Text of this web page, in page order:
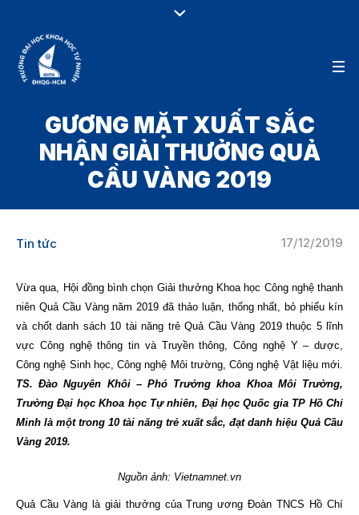
GƯƠNG MẶT XUẤT SẮC
NHẬN GIẢI THƯỞNG QUẢ
CẦU VÀNG 2019
17/12/2019
Tin tức
Vừa qua, Hội đồng bình chọn Giải thưởng Khoa học Công nghệ thanh
niên Quả Cầu Vàng năm 2019 đã thảo luận, thống nhất, bỏ phiếu kín
và chốt danh sách 10 tài năng trẻ Quả Cầu Vàng 2019 thuộc 5 lĩnh
vực Công nghệ thông tin và Truyền thông, Công nghệ Y – dược,
Công nghệ Sinh học, Công nghệ Môi trường, Công nghệ Vật liệu mới.
TS. Đào Nguyên Khôi – Phó Trưởng khoa Khoa Môi Trường,
Trường Đại học Khoa học Tự nhiên, Đại học Quốc gia TP Hồ Chí
Minh là một trong 10 tài năng trẻ xuất sắc, đạt danh hiệu Quả Cầu
Vàng 2019.
Nguồn ảnh: Vietnamnet.vn
Quả Cầu Vàng là giải thưởng của Trung ương Đoàn TNCS Hồ Chí